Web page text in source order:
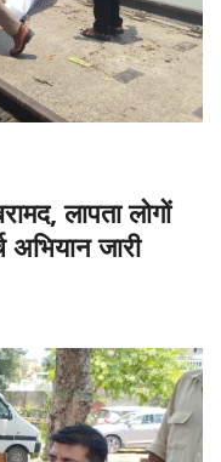
लापता लोगों
जारी